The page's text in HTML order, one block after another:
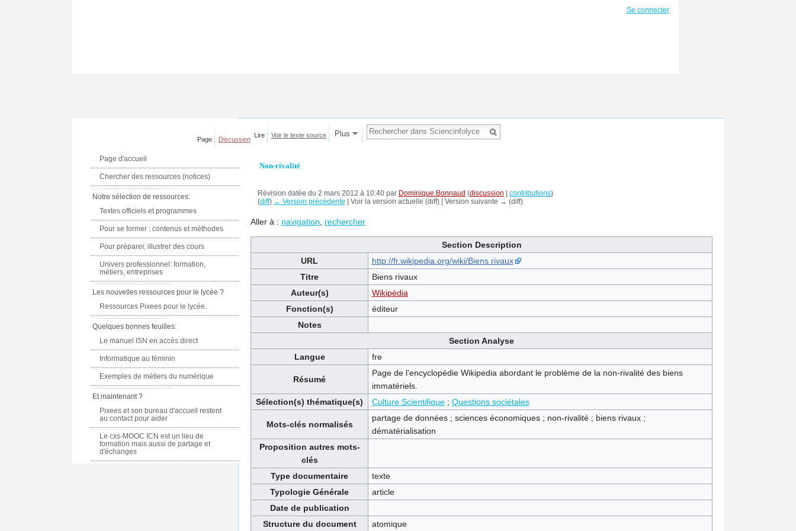
Non-rivalité
Révision datée du 2 mars 2012 à 10:40 par Dominique.Bonnaud (discussion | contributions)
(diff) ← Version précédente | Voir la version actuelle (diff) | Version suivante → (diff)
Aller à : navigation, rechercher
Section Description
URL
http://fr.wikipedia.org/wiki/Biens rivaux
Titre
Biens rivaux
Auteur(s)
Wikipédia
Fonction(s)
éditeur
Notes
Section Analyse
Langue
fre
Résumé
Page de l'encyclopédie Wikipedia abordant le problème de la non-rivalité des biens
immatériels.
Sélection(s) thématique(s)
Culture Scientifique; Questions sociétales
Mots-clés normalisés
partage de données ; sciences économiques ; non-rivalité ; biens rivaux ;
dématérialisation
Proposition autres mots-
clés
Type documentaire
texte
Typologie Générale
article
Date de publication
Structure du document
atomique
Se connecter
Page Discussion
Lire Voir le texte source Plus
Page d'accueil
Chercher des ressources (notices)
Notre sélection de ressources:
Textes officiels et programmes
Pour se former : contenus et méthodes
Pour préparer, illustrer des cours
Univers professionnel: formation,
métiers, entreprises
Les nouvelles ressources pour le lycée ?
Ressources Pixees pour le lycée.
Quelques bonnes feuilles:
Le manuel ISN en accès direct
Informatique au féminin
Exemples de métiers du numérique
Et maintenant ?
Pixees et son bureau d'accueil restent
au contact pour aider
Le cxs-MOOC ICN est un lieu de
formation mais aussi de partage et
d'échanges